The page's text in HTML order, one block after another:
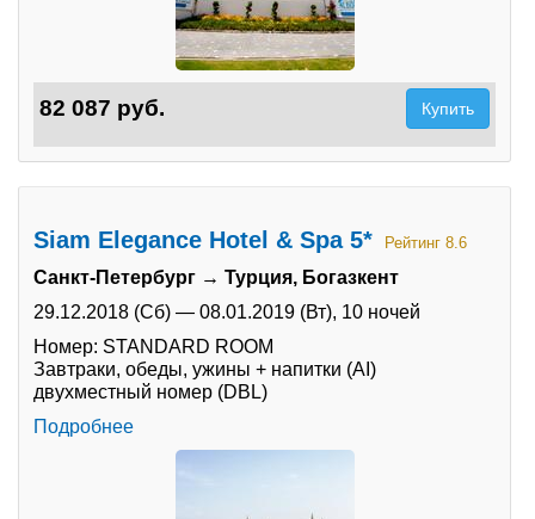
Отзывы
82 087 руб. Купить
Siam Elegance Hotel & Spa 5* Рейтинг 8.6
Санкт-Петербург → Турция, Богазкент
29.12.2018 (Сб) — 08.01.2019 (Вт), 10 ночей
Номер: STANDARD ROOM
Завтраки, обеды, ужины + напитки (AI)
двухместный номер (DBL)
Подробнее